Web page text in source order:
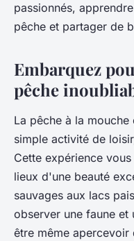
passionnés,
pêche et partager de
Embarquez
pêche
La pêche à la
simple activité de
Cette expérience
lieux d'une beauté
sauvages aux lacs
observer une faune
être même apercevoir